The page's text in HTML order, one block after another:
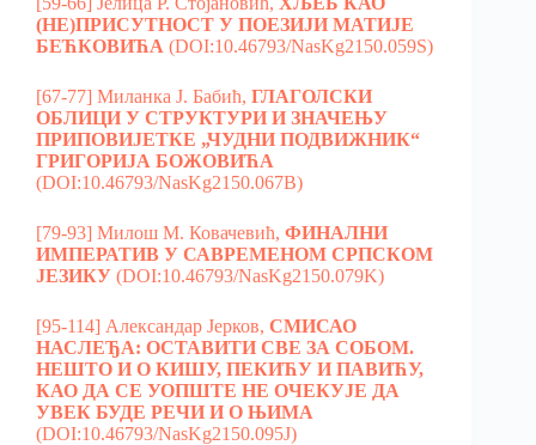
(НЕ)ПРИСУТНОСТ У ПОЕЗИЈИ MАТИЈЕ
БЕЋКОВИЋА (DOI:10.46793/NasKg2150.059S)
[67-77] Миланка Ј. Бабић, ГЛАГОЛСКИ
ОБЛИЦИ У СТРУКТУРИ И ЗНАЧЕЊУ
ПРИПОВИЈЕТКЕ „ЧУДНИ ПОДВИЖНИК“
ГРИГОРИЈА БОЖОВИЋА
(DOI:10.46793/NasKg2150.067B)
[79-93] Милош М. Ковачевић, ФИНАЛНИ
ИМПЕРАТИВ У САВРЕМЕНОМ СРПСКОМ
ЈЕЗИКУ (DOI:10.46793/NasKg2150.079K)
[95-114] Александар Јерков, СМИСАО
НАСЛЕЂА: ОСТАВИТИ СВЕ ЗА СОБОМ.
НЕШТО И О КИШУ, ПЕКИЋУ И ПАВИЋУ,
КАО ДА СЕ УОПШТЕ НЕ ОЧЕКУЈЕ ДА
УВЕК БУДЕ РЕЧИ И О ЊИМА
(DOI:10.46793/NasKg2150.095J)